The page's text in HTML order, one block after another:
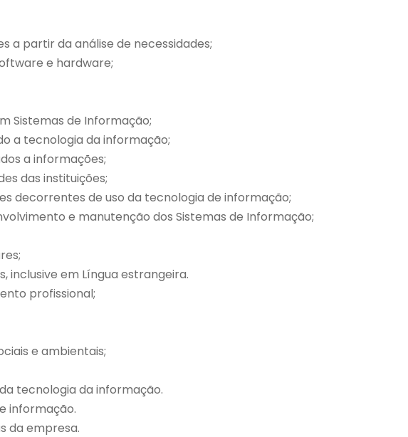
partir da análise de necessidades;
e hardware;
Sistemas de Informação;
a tecnologia da informação;
a informações;
das instituições;
decorrentes de uso da tecnologia de informação;
e manutenção dos Sistemas de Informação;
em Língua estrangeira.
profissional;
e ambientais;
tecnologia da informação.
informação.
da empresa.